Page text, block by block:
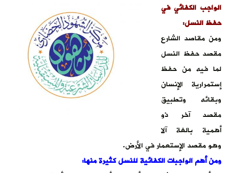
الواجب الكفائي في
حفظ النسل:
ومن مقاصد الشارع
مقصد حفظ النسل
لما فيه من حفظ
إستمرارية الإنسان
وبقائه وتطبيق
مقصد آخر ذو
أهمية بالغة آلا
وهو مقصد الإستعمار في الأرض.
ومن أهم الواجبات الكفائية للنسل كثيرة منها: